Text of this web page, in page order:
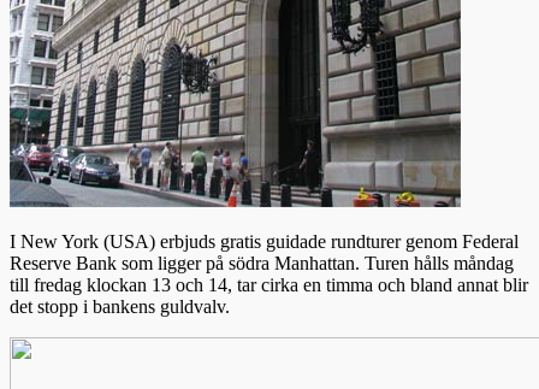
I New York (USA) erbjuds gratis guidade rundturer genom Federal
Reserve Bank som ligger på södra Manhattan. Turen hålls måndag
till fredag klockan 13 och 14, tar cirka en timma och bland annat blir
det stopp i bankens guldvalv.